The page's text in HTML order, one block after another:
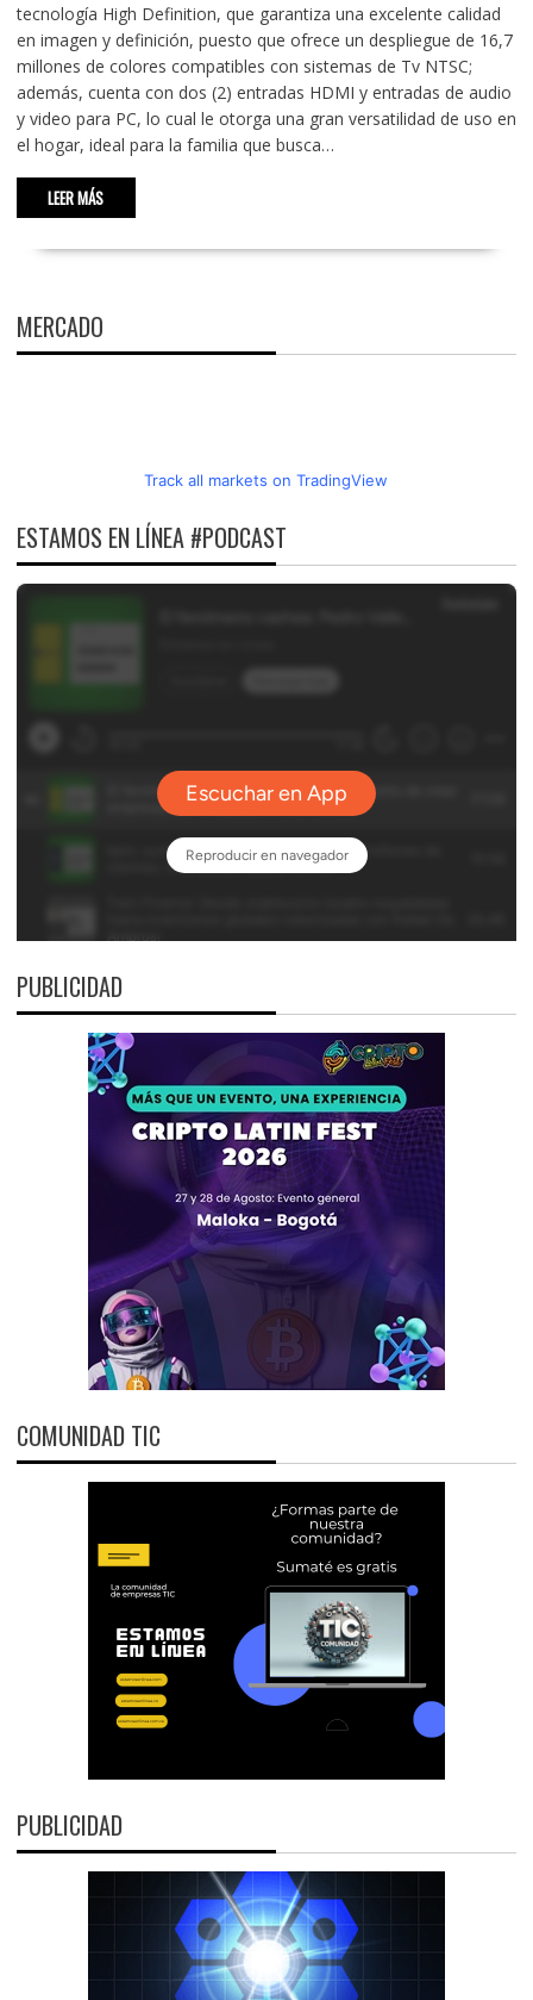
tecnología High Definition, que garantiza una excelente calidad
en imagen y definición, puesto que ofrece un despliegue de 16,7
millones de colores compatibles con sistemas de Tv NTSC;
además, cuenta con dos (2) entradas HDMI y entradas de audio
y video para PC, lo cual le otorga una gran versatilidad de uso en
el hogar, ideal para la familia que busca…
LEER MÁS
MERCADO
Track all markets on TradingView
ESTAMOS EN LÍNEA #PODCAST
PUBLICIDAD
COMUNIDAD TIC
PUBLICIDAD